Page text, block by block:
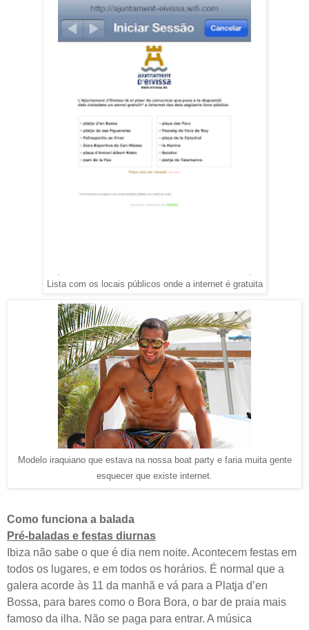
Lista com os locais públicos onde a internet é gratuita
Modelo iraquiano que estava na nossa boat party e faria muita gente
esquecer que existe internet.
Como funciona a balada
Pré-baladas e festas diurnas
Ibiza não sabe o que é dia nem noite. Acontecem festas em
todos os lugares, e em todos os horários. É normal que a
galera acorde às 11 da manhã e vá para a Platja d’en
Bossa, para bares como o Bora Bora, o bar de praia mais
famoso da ilha. Não se paga para entrar. A música